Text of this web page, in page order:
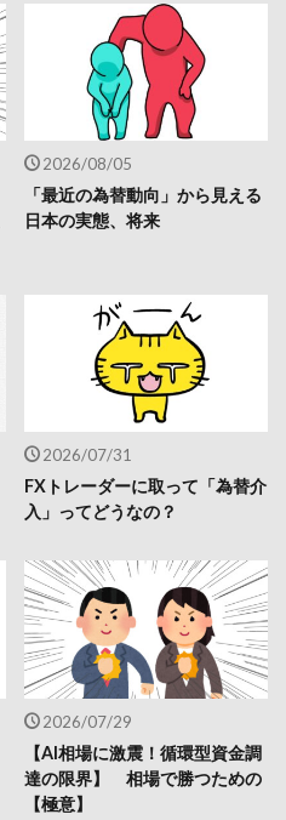
2026/08/05
「最近の為替動向」から見える
日本の実態、将来
2026/07/31
FXトレーダーに取って「為替介
入」ってどうなの？
2026/07/29
【AI相場に激震！循環型資金調
達の限界】 相場で勝つための
【極意】